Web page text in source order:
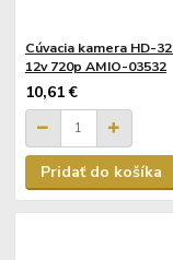
Cúvacia kamera HD-
12v 720p AMIO-03532
10,61 €
Pridať do košíka